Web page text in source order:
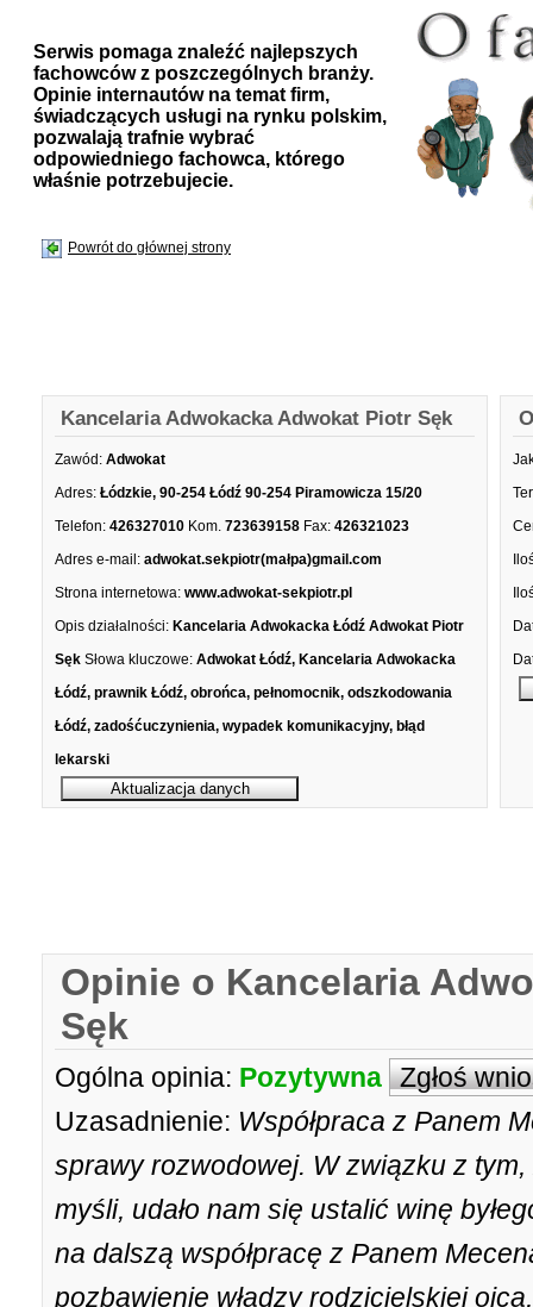
Serwis pomaga znaleźć najlepszych
fachowców z poszczególnych branży.
Opinie internautów na temat firm,
świadczących usługi na rynku polskim,
pozwalają trafnie wybrać
odpowiedniego fachowca, którego
właśnie potrzebujecie.
Powrót do głównej strony
Kancelaria Adwokacka Adwokat Piotr Sęk
Zawód: Adwokat
Adres: Łódzkie, 90-254 Łódź 90-254 Piramowicza 15/20
Telefon: 426327010 Kom. 723639158 Fax: 426321023
Adres e-mail: adwokat.sekpiotr(małpa)gmail.com
Strona internetowa: www.adwokat-sekpiotr.pl
Opis działalności: Kancelaria Adwokacka Łódź Adwokat Piotr
Sęk Słowa kluczowe: Adwokat Łódź, Kancelaria Adwokacka
Łódź, prawnik Łódź, obrońca, pełnomocnik, odszkodowania
Łódź, zadośćuczynienia, wypadek komunikacyjny, błąd
lekarski
Opinie o Kancelaria
Sęk
Ogólna opinia: Pozytywna Zgłoś
Uzasadnienie: Współpraca z Panem
sprawy rozwodowej. W związku z
myśli, udało nam się ustalić winę
na dalszą współpracę z Panem
pozbawienie władzy rodzicielskiej